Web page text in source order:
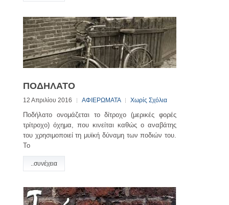
ΠΟΔΗΛΑΤΟ
12 Απριλίου 2016 ΑΦΙΕΡΩΜΑΤΑ Χωρίς Σχόλια
Ποδήλατο ονομάζεται το δίτροχο (μερικές φορές
τρίτροχο) όχημα, που κινείται καθώς ο αναβάτης
του χρησιμοποιεί τη μυϊκή δύναμη των ποδιών του.
Το
..συνέχεια